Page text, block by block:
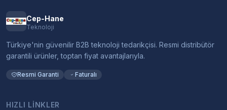
Cep-Hane
Teknoloji
Türkiye'nin güvenilir B2B teknoloji tedarikçisi. Resmi distribütör
garantili ürünler, toptan fiyat avantajlarıyla.
Resmi Garanti Faturalı
HIZLI LINKLER